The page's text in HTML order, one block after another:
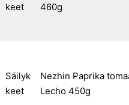
keet
460g
Säilyk
keet
Nezhin Paprika
Lecho 450g